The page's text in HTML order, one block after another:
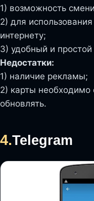
1) возможность
2) для
интернету;
3) удобный и
Недостатки:
1) наличие рекламы;
2) карты необходимо
обновлять.
4.Telegram